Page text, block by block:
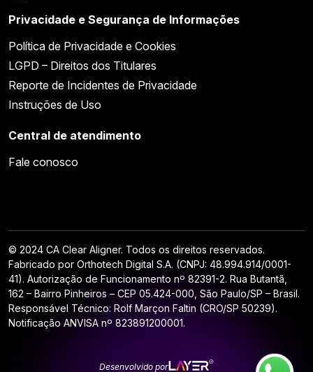
Privacidade e Segurança de Informações
Política de Privacidade e Cookies
LGPD – Direitos dos Titulares
Reporte de Incidentes de Privacidade
Instruções de Uso
Central de atendimento
Fale conosco
© 2024 CA Clear Aligner. Todos os direitos reservados.
Fabricado por Orthotech Digital S.A. (CNPJ: 48.994.914/0001-
41). Autorização de Funcionamento nº 82391-2. Rua Butantã,
162 – Bairro Pinheiros – CEP 05.424-000, São Paulo/SP – Brasil.
Responsável Técnico: Rolf Marçon Faltin (CRO/SP 50239).
Notificação ANVISA nº 823891200001.
Desenvolvido por